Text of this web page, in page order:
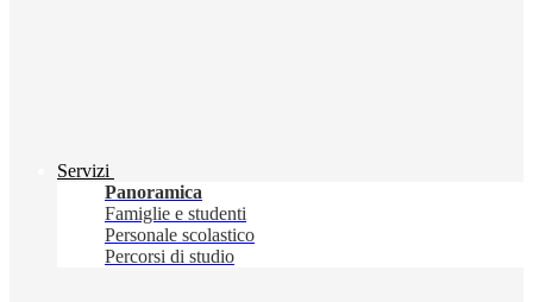
Servizi
Panoramica
Famiglie e studenti
Personale scolastico
Percorsi di studio